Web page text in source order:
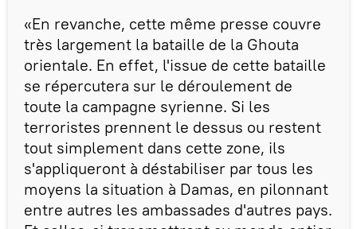
«En revanche, cette même presse couvre
très largement la bataille de la Ghouta
orientale. En effet, l'issue de cette bataille
se répercutera sur le déroulement de
toute la campagne syrienne. Si les
terroristes prennent le dessus ou restent
tout simplement dans cette zone, ils
s'appliqueront à déstabiliser par tous les
moyens la situation à Damas, en pilonnant
entre autres les ambassades d'autres pays.